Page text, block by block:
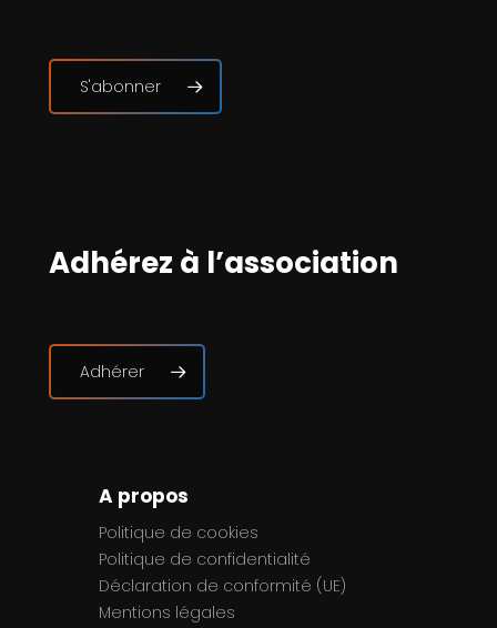
S'abonner
Adhérez à l’association
Adhérer
A propos
Politique de cookies
Politique de confidentialité
Déclaration de conformité (UE)
Mentions légales